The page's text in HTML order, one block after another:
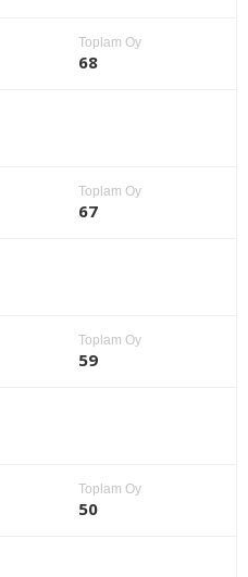
Toplam Oy
68
Toplam Oy
67
Toplam Oy
59
Toplam Oy
50